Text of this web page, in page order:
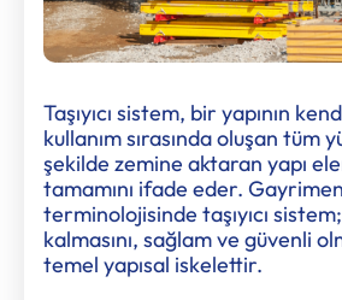
Taşıyıcı sistem, bir yapının
kullanım sırasında oluşan tüm
şekilde zemine aktaran yapı
tamamını ifade eder.
terminolojisinde taşıyıcı
kalmasını, sağlam ve güvenli
temel yapısal iskelettir.